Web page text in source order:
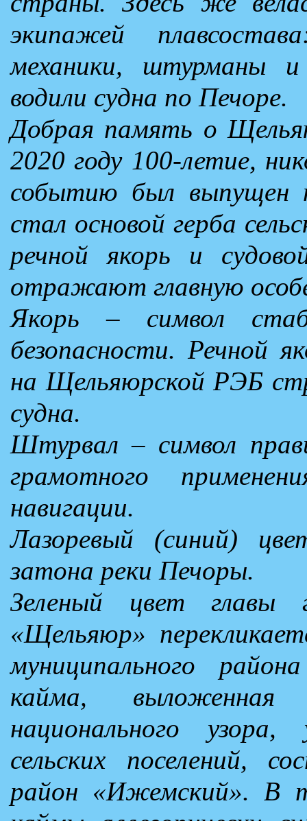
экипажей
механики, штурманы
водили судна по Печоре.
Добрая память о
2020 году 100-летие,
событию был выпущен
стал основой герба
речной якорь и
отражают главную
Якорь – символ
безопасности. Речной
на Щельяюрской РЭБ
судна.
Штурвал – символ
грамотного
навигации.
Лазоревый (синий)
затона реки Печоры.
Зеленый цвет главы
«Щельяюр»
муниципального
кайма,
национального
сельских поселений,
район «Ижемский». В